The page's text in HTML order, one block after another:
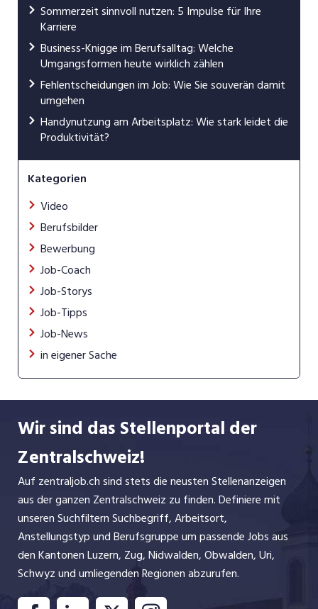
Sommerzeit sinnvoll nutzen: 5 Impulse für Ihre
Karriere
Business-Knigge im Berufsalltag: Welche
Umgangsformen heute wirklich zählen
Fehlentscheidungen im Job: Wie Sie souverän damit
umgehen
Handynutzung am Arbeitsplatz: Wie stark leidet die
Produktivität?
Kategorien
Video
Berufsbilder
Bewerbung
Job-Coach
Job-Storys
Job-Tipps
Job-News
in eigener Sache
Wir sind das Stellenportal der
Zentralschweiz!
Auf zentraljob.ch sind stets die neusten Stellenanzeigen
aus der ganzen Zentralschweiz zu finden. Definiere mit
unseren Suchfiltern Suchbegriff, Arbeitsort,
Anstellungstyp und Berufsgruppe um passende Jobs aus
den Kantonen Luzern, Zug, Nidwalden, Obwalden, Uri,
Schwyz und umliegenden Regionen abzurufen.